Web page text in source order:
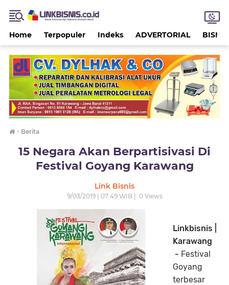
Home Terpopuler Indeks ADVERTORIAL BISNIS
› Berita
15 Negara Akan Berpartisivasi Di
Festival Goyang Karawang
Link Bisnis
9/03/2019 | 07:49 WIB | 0Views
Linkbisnis |
Karawang
- Festival
Goyang
terbesar